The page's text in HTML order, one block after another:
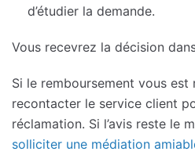
d’étudier la demande.
Vous recevrez la décision
Si le remboursement vous est
recontacter le service client
réclamation. Si l’avis reste le
solliciter une médiation